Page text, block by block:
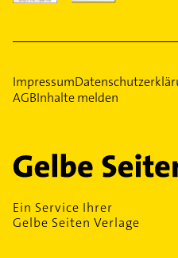
Impressum
AGBInhalte melden
Ein Service Ihrer
Gelbe Seiten Verlage